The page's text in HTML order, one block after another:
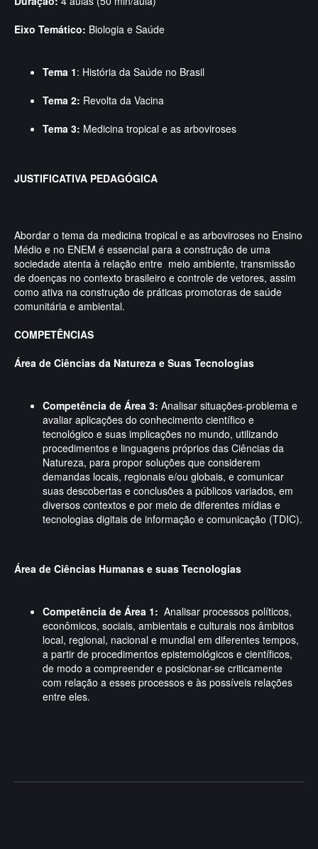
Eixo Temático: Biologia e Saúde
Tema 1: História da Saúde no Brasil
Tema 2: Revolta da Vacina
Tema 3: Medicina tropical e as arboviroses
JUSTIFICATIVA PEDAGÓGICA
Abordar o tema da medicina tropical e as arboviroses no Ensino
Médio e no ENEM é essencial para a construção de uma
sociedade atenta à relação entre meio ambiente, transmissão
de doenças no contexto brasileiro e controle de vetores, assim
como ativa na construção de práticas promotoras de saúde
comunitária e ambiental.
COMPETÊNCIAS
Área de Ciências da Natureza e Suas Tecnologias
Competência de Área 3: Analisar situações-problema e
avaliar aplicações do conhecimento científico e
tecnológico e suas implicações no mundo, utilizando
procedimentos e linguagens próprios das Ciências da
Natureza, para propor soluções que considerem
demandas locais, regionais e/ou globais, e comunicar
suas descobertas e conclusões a públicos variados, em
diversos contextos e por meio de diferentes mídias e
tecnologias digitais de informação e comunicação (TDIC).
Área de Ciências Humanas e suas Tecnologias
Competência de Área 1: Analisar processos políticos,
econômicos, sociais, ambientais e culturais nos âmbitos
local, regional, nacional e mundial em diferentes tempos,
a partir de procedimentos epistemológicos e científicos,
de modo a compreender e posicionar-se criticamente
com relação a esses processos e às possíveis relações
entre eles.